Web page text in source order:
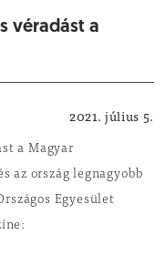
véradást a
2021. július 5.
a Magyar
az ország legnagyobb
Egyesület